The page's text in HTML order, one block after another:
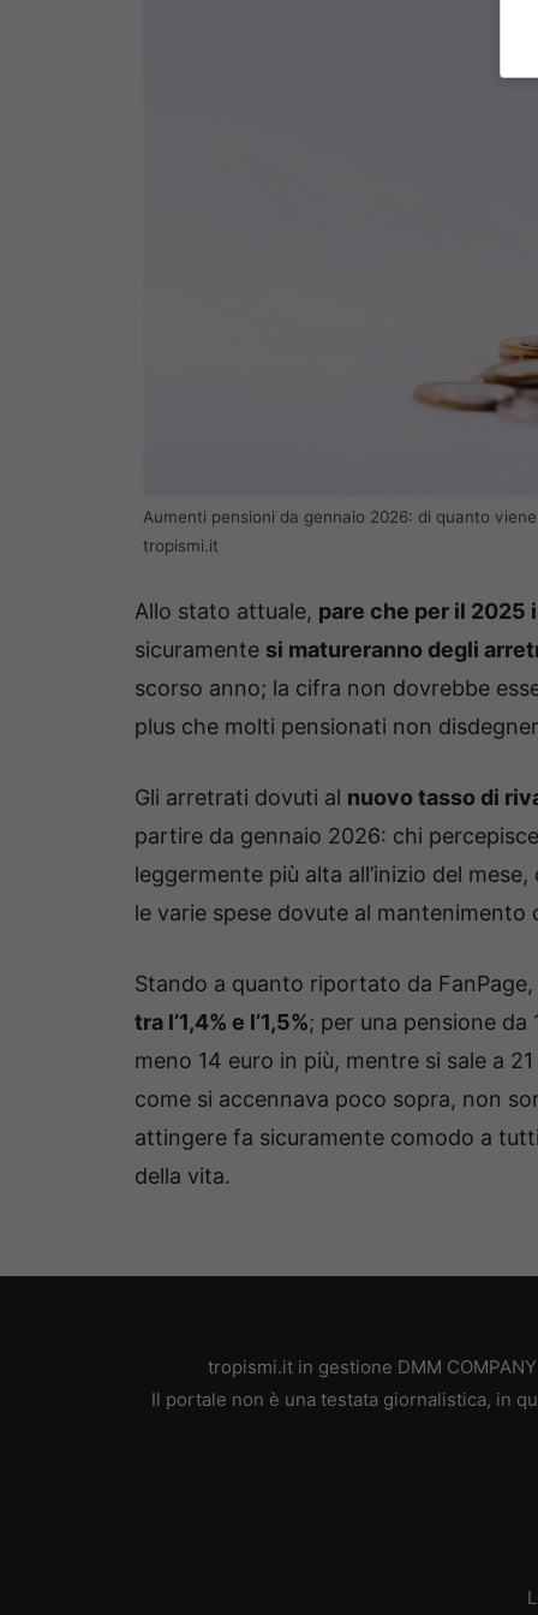
Aumenti pensioni da gennaio 2026: di quanto
tropismi.it
Allo stato attuale, pare che per il 2025
sicuramente si matureranno degli
scorso anno; la cifra non dovrebbe
plus che molti pensionati non
Gli arretrati dovuti al nuovo tasso di
partire da gennaio 2026: chi
leggermente più alta all’inizio del
le varie spese dovute al mantenimento
Stando a quanto riportato da FanPage,
tra l’1,4% e l’1,5%; per una pensione
meno 14 euro in più, mentre si sale a
come si accennava poco sopra, non
attingere fa sicuramente comodo a
della vita.
tropismi.it in gestione DMM
Il portale non è una testata giornalistica, in